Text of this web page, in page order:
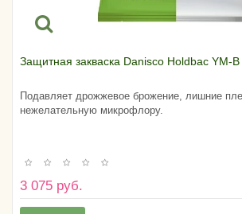
Защитная закваска Danisco Holdbac YM-
Подавляет дрожжевое брожение, лишние
нежелательную микрофлору.
3 075 руб.